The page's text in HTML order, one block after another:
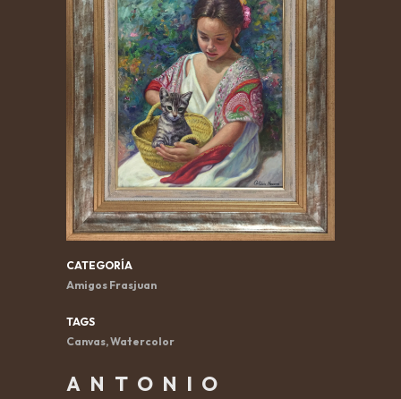
CATEGORÍA
Amigos Frasjuan
TAGS
Canvas, Watercolor
ANTONIO